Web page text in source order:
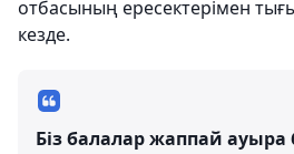
отбасының ересектерімен
кезде.
Біз балалар жаппай ауыра